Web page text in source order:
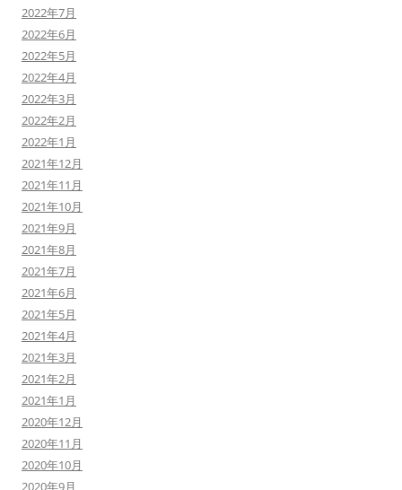
2022年7月
2022年6月
2022年5月
2022年4月
2022年3月
2022年2月
2022年1月
2021年12月
2021年11月
2021年10月
2021年9月
2021年8月
2021年7月
2021年6月
2021年5月
2021年4月
2021年3月
2021年2月
2021年1月
2020年12月
2020年11月
2020年10月
2020年9月